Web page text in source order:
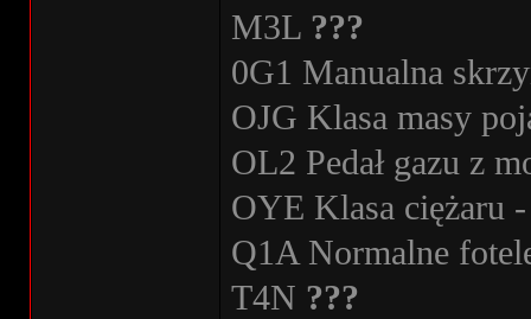
M3L ???
0G1 Manualna
OJG Klasa masy
OL2 Pedał gazu z
OYE Klasa ciężaru
Q1A Normalne
T4N ???